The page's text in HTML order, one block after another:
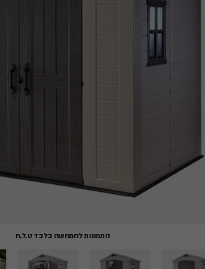
התמונות להמחשה בלבד ט.ל.ח